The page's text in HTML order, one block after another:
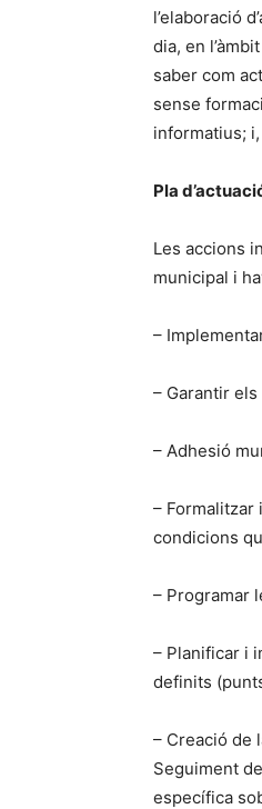
l’elaboració
dia, en
saber com
sense
informatius;
Pla
Les accions
municipal i
–
– Garantir
– Adhesió
–
condicions
– Programar
– Planificar i
definits
– Creació de
Seguiment
específica